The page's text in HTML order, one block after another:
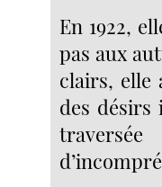
En 1922,
pas aux
clairs, elle
des